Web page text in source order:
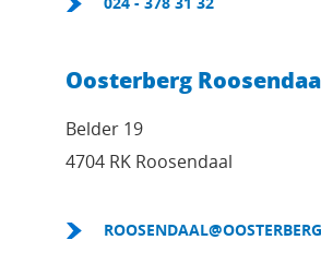
Oosterberg
Belder 19
4704 RK Roosendaal